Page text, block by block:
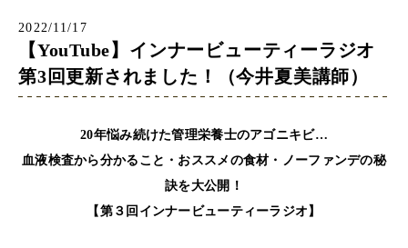
2022/11/17
【YouTube】インナービューティーラジオ
第3回更新されました！（今井夏美講師）
20年悩み続けた管理栄養士のアゴニキビ…
血液検査から分かること・おススメの食材・ノーファンデの秘
訣を大公開！
【第３回インナービューティーラジオ】